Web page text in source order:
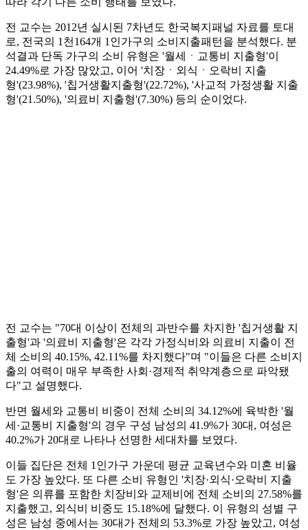
전 교수는 2012년 실시된 7차년도 한국복지패널 자료를 토대
로, 전국의 1천164개 1인가구의 소비지출패턴을 분석했다. 분
석결과 단독 가구의 소비 유형은 '월세ㆍ교통비 지출형'이
24.49%로 가장 많았고, 이어 '치장ㆍ외식ㆍ오락비 지출
형'(23.98%), '칩거생활지출형'(22.72%), '사교적 가정생활 지출
형'(21.50%), '의료비 지출형'(7.30%) 등의 순이었다.
전 교수는 "70대 이상이 전체의 과반수를 차지한 '칩거생활 지
출형'과 '의료비 지출형'은 각각 가정식비와 의료비 지출이 전
체 소비의 40.15%, 42.11%를 차지했다"며 "이들은 다른 소비지
출의 여력이 매우 부족한 사회·경제적 취약계층으로 파악됐
다"고 설명했다.
반면 월세와 교통비 비중이 전체 소비의 34.12%에 육박한 '월
세·교통비 지출형'의 경우 구성 남성의 41.9%가 30대, 여성은
40.2%가 20대로 나타나 선명한 세대차를 보였다.
이들 집단은 전체 1인가구 가운데 평균 교육년수와 미혼 비율
도 가장 높았다. 또 다른 소비 유형인 '치장·외식·오락비 지출
형'은 의류를 포함한 치장비와 교제비에 전체 소비의 27.58%를
지출했고, 외식비 비중도 15.18%에 달했다. 이 유형의 성별 구
성은 남성 중에서는 30대가 전체의 53.3%로 가장 높았고, 여성